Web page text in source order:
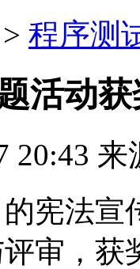
> 程序测
活动
20:43
宪法宣
审，获